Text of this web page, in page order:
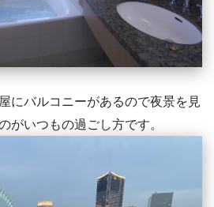
にバルコニーがあるので夜景を見
がいつもの過ごし方です。